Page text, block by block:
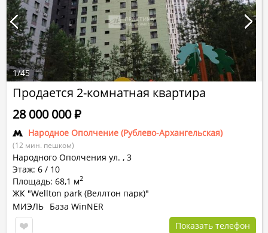
Продается 2-комнатная квартира
Народное Ополчение (Рублево-Архангельская)
(12 мин. пешком)
Народного Ополчения ул. , 3
Этаж: 6 / 10
Площадь: 68,1 м2
ЖК "Wellton park (Веллтон парк)"
28 000 000Р
МИЭЛЬ База WinNER
Показать телефон
1/45